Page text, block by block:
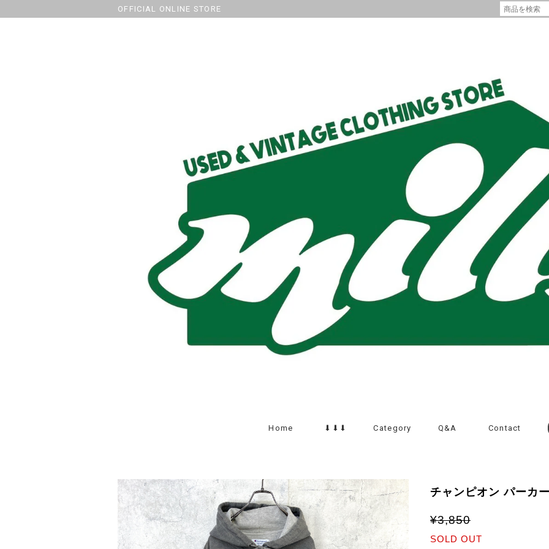
OFFICIAL ONLINE STORE
Home ⬇︎⬇︎⬇︎ Category Q&A Contact
チャンピオン パーカ
¥3,850
SOLD OUT